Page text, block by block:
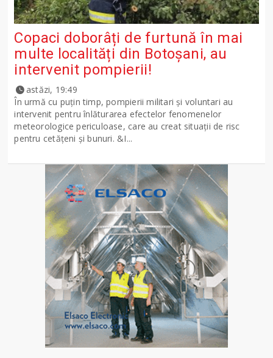
Copaci doborâți de furtună în mai
multe localități din Botoșani, au
intervenit pompierii!
astăzi, 19:49
În urmă cu puțin timp, pompierii militari și voluntari au
intervenit pentru înlăturarea efectelor fenomenelor
meteorologice periculoase, care au creat situații de risc
pentru cetățeni și bunuri. &I...